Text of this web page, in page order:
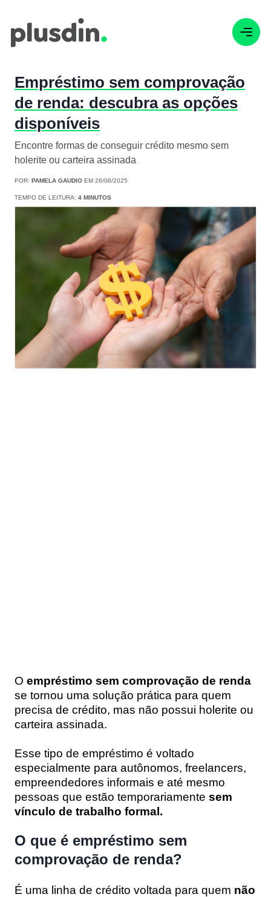
Empréstimo sem comprovação
de renda: descubra as opções
disponíveis
Encontre formas de conseguir crédito mesmo sem
holerite ou carteira assinada
POR: PAMELA GAUDIO EM 26/08/2025
TEMPO DE LEITURA: 4 MINUTOS
O empréstimo sem comprovação de renda
se tornou uma solução prática para quem
precisa de crédito, mas não possui holerite ou
carteira assinada.
Esse tipo de empréstimo é voltado
especialmente para autônomos, freelancers,
empreendedores informais e até mesmo
pessoas que estão temporariamente sem
vínculo de trabalho formal.
O que é empréstimo sem
comprovação de renda?
É uma linha de crédito voltada para quem não